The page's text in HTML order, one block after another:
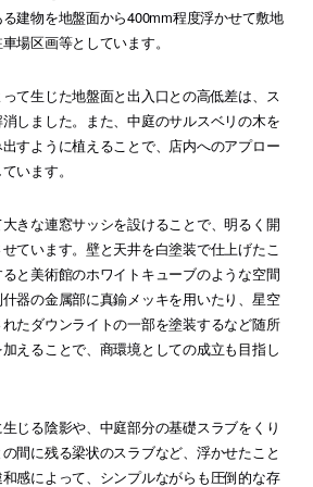
建物を地盤面から400mm程度浮かせて敷地
場区画等としています。
て生じた地盤面と出入口との高低差は、ス
しました。また、中庭のサルスベリの木を
すように植えることで、店内へのアプロー
います。
きな連窓サッシを設けることで、明るく開
ています。壁と天井を白塗装で仕上げたこ
と美術館のホワイトキューブのような空間
器の金属部に真鍮メッキを用いたり、星空
たダウンライトの一部を塗装するなど随所
えることで、商環境としての成立も目指し
じる陰影や、中庭部分の基礎スラブをくり
間に残る梁状のスラブなど、浮かせたこと
感によって、シンプルながらも圧倒的な存